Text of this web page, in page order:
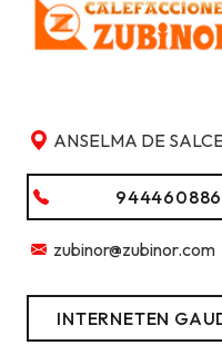
ANSELMA DE
944460886
zubinor@zubinor.com
INTERNETEN